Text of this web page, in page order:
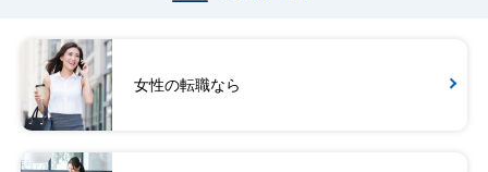
女性の転職なら